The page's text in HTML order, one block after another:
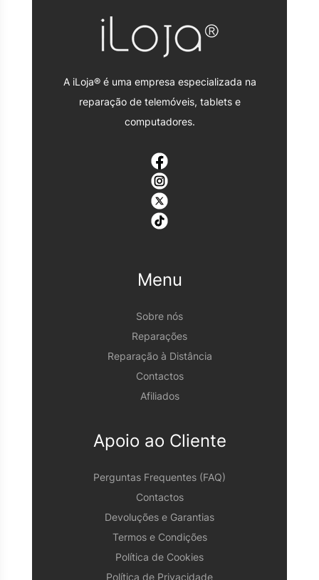
A iLoja® é uma empresa especializada na
reparação de telemóveis, tablets e
computadores.
Menu
Sobre nós
Reparações
Reparação à Distância
Contactos
Afiliados
Apoio ao Cliente
Perguntas Frequentes (FAQ)
Contactos
Devoluções e Garantias
Termos e Condições
Política de Cookies
Política de Privacidade